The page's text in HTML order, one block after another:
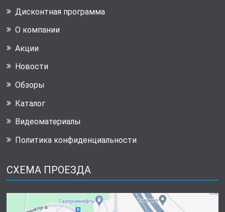
Дисконтная программа
О компании
Акции
Новости
Обзоры
Каталог
Видеоматериалы
Политика конфиденциальности
СХЕМА ПРОЕЗДА